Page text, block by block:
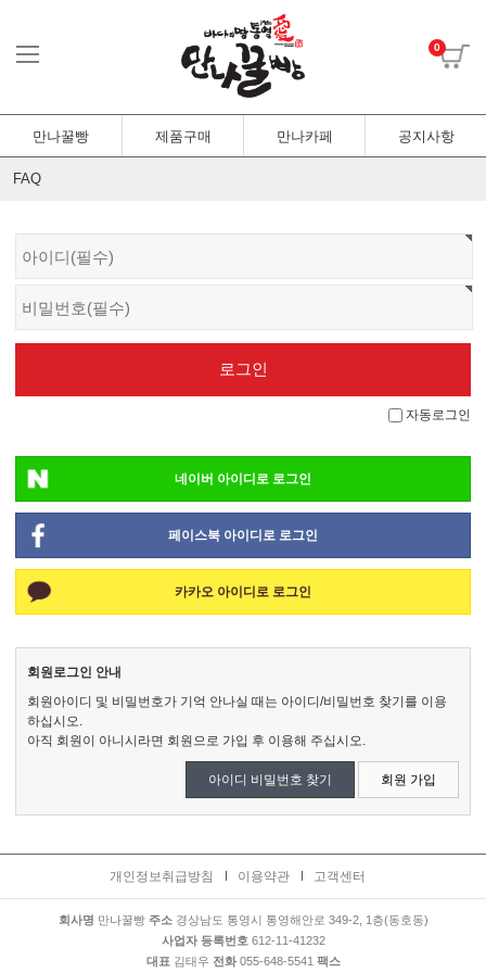
0
만나꿀빵 제품구매 만나카페 공지사항
FAQ
자동로그인
네이버 아이디로 로그인
페이스북 아이디로 로그인
카카오 아이디로 로그인
회원로그인 안내
회원아이디 및 비밀번호가 기억 안나실 때는 아이디/비밀번호 찾기를 이용
하십시오.
아직 회원이 아니시라면 회원으로 가입 후 이용해 주십시오.
아이디 비밀번호 찾기 회원 가입
개인정보취급방침 이용약관 고객센터
회사명 만나꿀빵 주소경상남도 통영시 통영해안로 349-2, 1층(동호동)
사업자 등록번호 612-11-41232
대표 김태우 전화 055-648-5541 팩스